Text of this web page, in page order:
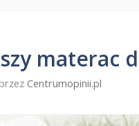
materac
Centrumopinii.pl